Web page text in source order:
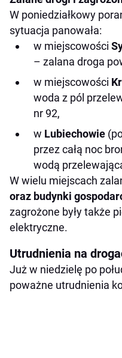
W poniedziałkowy
sytuacja panowała:
w miejscowości
– zalana droga
w miejscowości
woda z pól
nr 92,
w Lubiechowie
przez całą noc
wodą
W wielu miejscach
oraz budynki
zagrożone były także
elektryczne.
Utrudnienia na
Już w niedzielę po
poważne utrudnienia